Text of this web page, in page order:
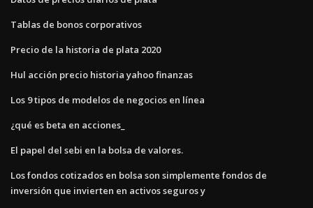
Tablas de bonos corporativos
Precio de la historia de plata 2020
Hul acción precio historia yahoo finanzas
Los 9 tipos de modelos de negocios en línea
¿qué es beta en acciones_
El papel del sebi en la bolsa de valores.
Los fondos cotizados en bolsa son simplemente fondos de
inversión que invierten en activos seguros y